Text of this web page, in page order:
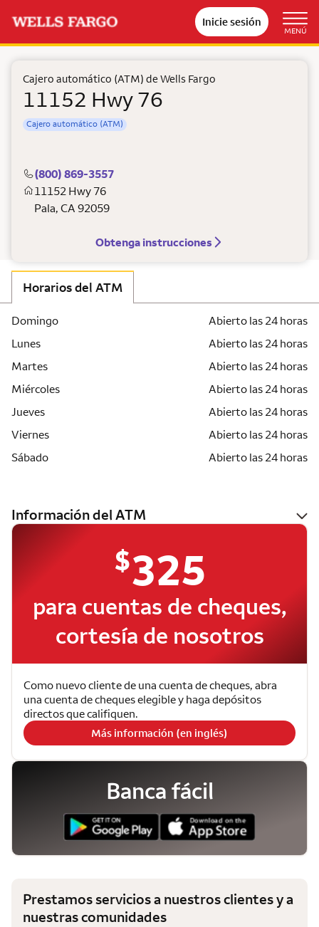
Inicie sesión
MENÚ
Cajero automático (ATM) de Wells Fargo
11152 Hwy 76
Cajero automático (ATM)
(800) 869-3557
11152 Hwy 76
Pala, CA 92059
Obtenga instrucciones
Horarios del ATM
Domingo
Abierto las 24 horas
Lunes
Abierto las 24 horas
Martes
Abierto las 24 horas
Miércoles
Abierto las 24 horas
Jueves
Abierto las 24 horas
Viernes
Abierto las 24 horas
Sábado
Abierto las 24 horas
Información del ATM
$325
para cuentas de cheques,
cortesía de nosotros
Como nuevo cliente de una cuenta de cheques, abra
una cuenta de cheques elegible y haga depósitos
directos que califiquen.
Más información (en inglés)
Banca fácil
Prestamos servicios a nuestros clientes y a
nuestras comunidades